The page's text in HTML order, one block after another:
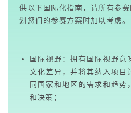
供以下国际化指南，请所有参
划您们的参赛方案时加以考虑。
国际视野：拥有国际视野意
文化差异，并将其纳入项目
同国家和地区的需求和趋势
和决策；